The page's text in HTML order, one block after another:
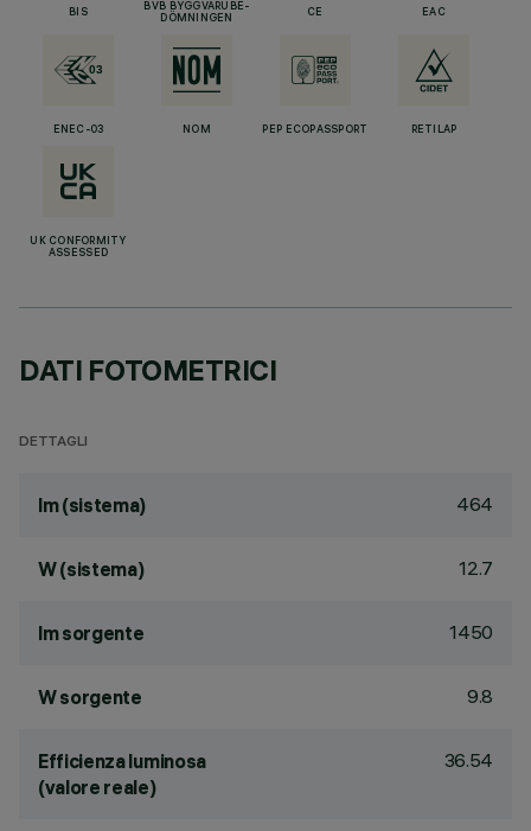
BIS
BVB BYGGVARUBE-
DÖMNINGEN
CE EAC
ENEC-03 NOM PEP ECOPASSPORT RETILAP
UK CONFORMITY
ASSESSED
DATI FOTOMETRICI
DETTAGLI
lm (sistema) 464
W (sistema) 12.7
lm sorgente 1450
W sorgente 9.8
Efficienza luminosa
(valore reale)
36.54